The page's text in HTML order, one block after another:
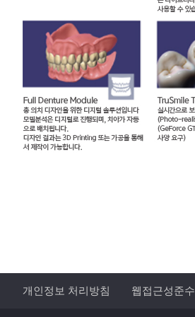
개인정보 처리방침 웹접근성준수